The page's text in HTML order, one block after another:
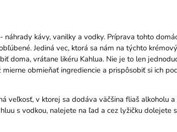
kávy, vanilky a vodky. Príprava tohto
Jediná vec, ktorá sa nám na týchto
doma, vrátane likéru Kahlua. Nie je to len
obmieňať ingrediencie a prispôsobiť si ich
v ktorej sa dodáva väčšina fliaš alkoholu
s vodkou, nalejete na ľad a cez lyžičku dolejete